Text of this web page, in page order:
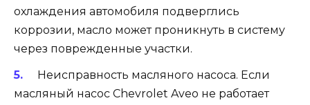
охлаждения автомобиля подверглись
коррозии, масло может проникнуть в систему
через поврежденные участки.
Неисправность масляного насоса. Если
масляный насос Chevrolet Aveo не работает